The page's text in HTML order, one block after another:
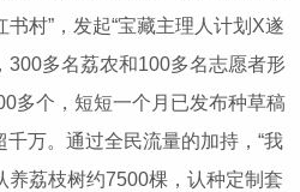
村”，发起“宝藏主理人计划X遂
300多名荔农和100多名志愿者形
多个，短短一个月已发布种草稿
万。通过全民流量的加持，“我
养荔枝树约7500棵，认种定制套